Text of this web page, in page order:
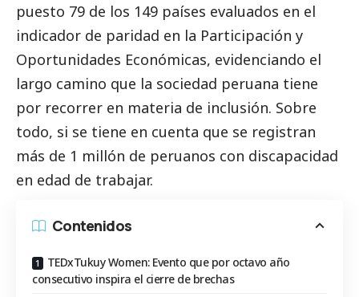
puesto 79 de los 149 países evaluados en el
indicador de paridad en la Participación y
Oportunidades Económicas, evidenciando el
largo camino que la sociedad peruana tiene
por recorrer en materia de inclusión. Sobre
todo, si se tiene en cuenta que se registran
más de 1 millón de peruanos con discapacidad
en edad de trabajar.
Contenidos
TEDxTukuy Women: Evento que por octavo año
consecutivo inspira el cierre de brechas